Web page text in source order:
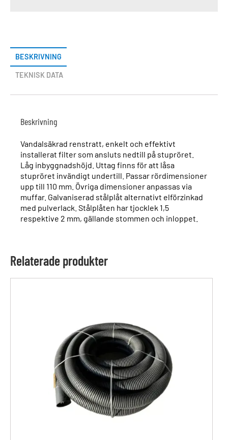
BESKRIVNING
TEKNISK DATA
Beskrivning
Vandalsäkrad renstratt, enkelt och effektivt
installerat filter som ansluts nedtill på stupröret.
Låg inbyggnadshöjd. Uttag finns för att låsa
stupröret invändigt undertill. Passar rördimensioner
upp till 110 mm. Övriga dimensioner anpassas via
muffar. Galvaniserad stålplåt alternativt elförzinkad
med pulverlack. Stålplåten har tjocklek 1,5
respektive 2 mm, gällande stommen och inloppet.
Relaterade produkter